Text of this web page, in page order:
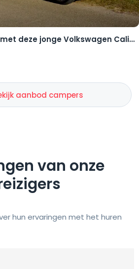
Ontdek de vrijheid met deze jonge Volkswagen California Coast
aanbod campers
van onze
hun ervaringen met het huren